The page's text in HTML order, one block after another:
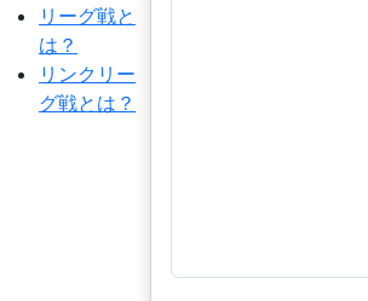
リーグ戦と
は？
リンクリー
グ戦とは？